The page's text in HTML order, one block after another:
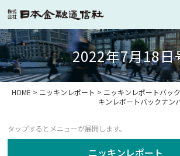
2022年7月18日
HOME > ニッキンレポート > ニッキンレポートバッ
キンレポートバックナン
ニッキンレポート